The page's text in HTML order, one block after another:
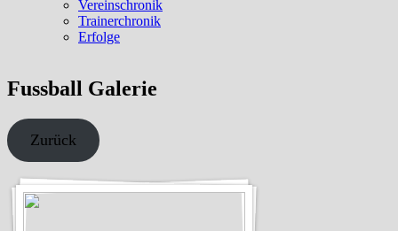
anzeigen
Vereinschronik
Trainerchronik
Erfolge
Fussball Galerie
Zurück